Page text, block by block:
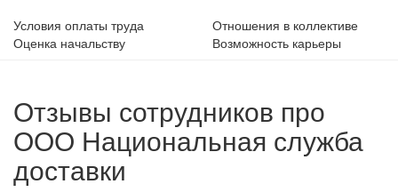
Условия оплаты труда
Отношения в коллективе
Оценка начальству
Возможность карьеры
Отзывы сотрудников про
ООО Национальная служба
доставки